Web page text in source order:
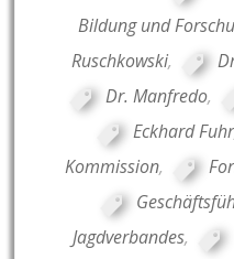
Bildung und
Ruschkowski,
Dr. Manfredo,
Eckhard Fuhr
Kommission,
Jagdverbandes,